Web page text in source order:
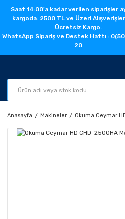
Saat 14:00'a kadar verilen siparişler
kargoda. 2500 TL ve Üzeri
Ücretsiz Kargo.
WhatsApp Sipariş ve Destek Hattı :
20
Anasayfa Makineler Okuma Ceymar